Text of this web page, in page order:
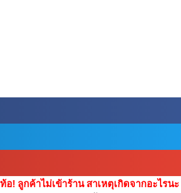
ท้อ! ลูกค้าไม่เข้าร้าน สาเหตุเกิดจากอะไรนะ